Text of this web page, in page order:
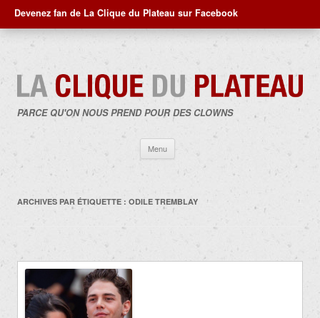
Devenez fan de La Clique du Plateau sur Facebook
PARCE QU'ON NOUS PREND POUR DES CLOWNS
Menu
contenu
ARCHIVES PAR ÉTIQUETTE : ODILE TREMBLAY